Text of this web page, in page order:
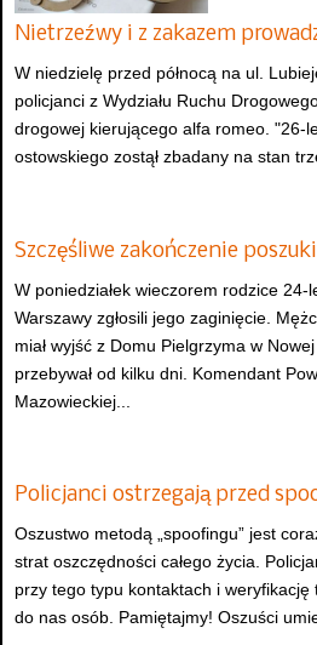
Nietrzeźwy i z zakazem
W niedzielę przed północą na ul.
policjanci z Wydziału Ruchu
drogowej kierującego alfa romeo. "26-
ostowskiego zostął zbadany na stan
Szczęśliwe zakończenie
W poniedziałek wieczorem rodzice 24-
Warszawy zgłosili jego zaginięcie.
miał wyjść z Domu Pielgrzyma w
przebywał od kilku dni. Komendant
Mazowieckiej...
Policjanci ostrzegają przed
Oszustwo metodą „spoofingu” jest
strat oszczędności całego życia.
przy tego typu kontaktach i weryfikację
do nas osób. Pamiętajmy! Oszuści